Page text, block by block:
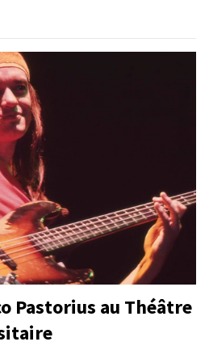
Pastorius au Théâtre